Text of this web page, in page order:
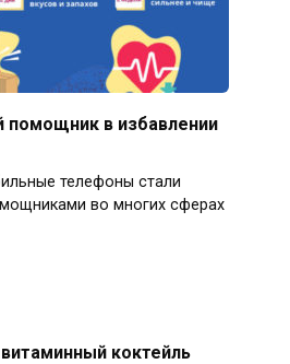
в избавлении
телефоны стали
во многих сферах
коктейль